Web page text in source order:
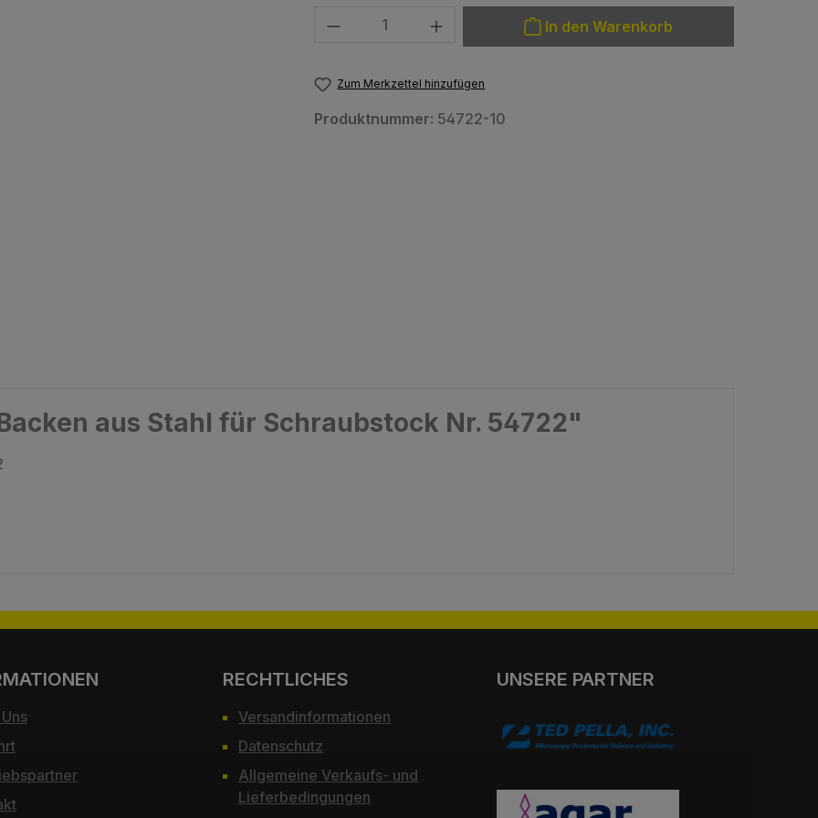
Produkt Anzahl: Gib den gewünschten Wert ein oder benutze die
In den Warenkorb
Zum Merkzettel hinzufügen
Produktnummer: 54722-10
aus Stahl für Schraubstock Nr. 54722"
RECHTLICHES
Versandinformationen
Datenschutz
Allgemeine Verkaufs- und
Lieferbedingungen
UNSERE PARTNER